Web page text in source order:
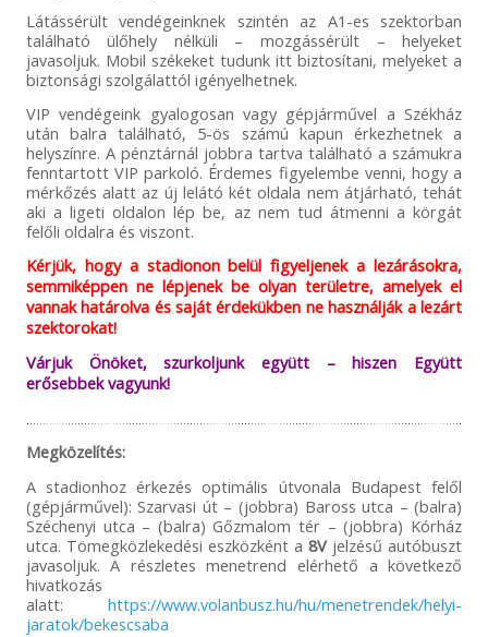
Látássérült vendégeinknek szintén az A1-es szektorban
található ülőhely nélküli – mozgássérült – helyeket
javasoljuk. Mobil székeket tudunk itt biztosítani, melyeket a
biztonsági szolgálattól igényelhetnek.
VIP vendégeink gyalogosan vagy gépjárművel a Székház
után balra található, 5-ös számú kapun érkezhetnek a
helyszínre. A pénztárnál jobbra tartva található a számukra
fenntartott VIP parkoló. Érdemes figyelembe venni, hogy a
mérkőzés alatt az új lelátó két oldala nem átjárható, tehát
aki a ligeti oldalon lép be, az nem tud átmenni a körgát
felőli oldalra és viszont.
Kérjük, hogy a stadionon belül figyeljenek a lezárásokra,
semmiképpen ne lépjenek be olyan területre, amelyek el
vannak határolva és saját érdekükben ne használják a lezárt
szektorokat!
Várjuk Önöket, szurkoljunk együtt – hiszen Együtt
erősebbek vagyunk!
Megközelítés:
A stadionhoz érkezés optimális útvonala Budapest felől
(gépjárművel): Szarvasi út – (jobbra) Baross utca – (balra)
Széchenyi utca – (balra) Gőzmalom tér – (jobbra) Kórház
utca. Tömegközlekedési eszközként a 8V jelzésű autóbuszt
javasoljuk. A részletes menetrend elérhető a következő
hivatkozás
alatt:https://www.volanbusz.hu/hu/menetrendek/helyi-
jaratok/bekescsaba